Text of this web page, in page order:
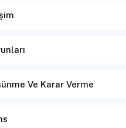
Ve Karar Verme